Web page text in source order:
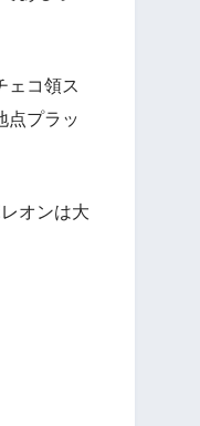
ェコ領ス
点プラッ
オンは大